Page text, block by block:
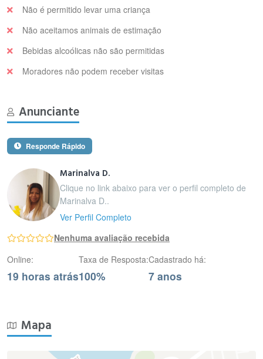
Não é permitido levar uma criança
Não aceitamos animais de estimação
Bebidas alcoólicas não são permitidas
Moradores não podem receber visitas
Anunciante
Responde Rápido
Marinalva D.
Clique no link abaixo para ver o perfil completo de
Marinalva D..
Ver Perfil Completo
Nenhuma avaliação recebida
Online:
19 horas atrás
Taxa de Resposta:
100%
Cadastrado há:
7 anos
Mapa